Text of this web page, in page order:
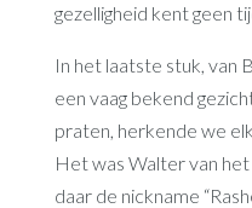
gezelligheid kent geen
In het laatste stuk, van
een vaag bekend
praten, herkende we
Het was Walter van het
daar de nickname